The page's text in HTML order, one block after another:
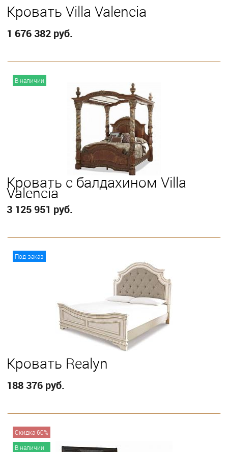
Кровать Villa Valencia
1 676 382 руб.
В наличии
Кровать с балдахином Villa
Valencia
3 125 951 руб.
Под заказ
Кровать Realyn
188 376 руб.
Скидка 60%
В наличии